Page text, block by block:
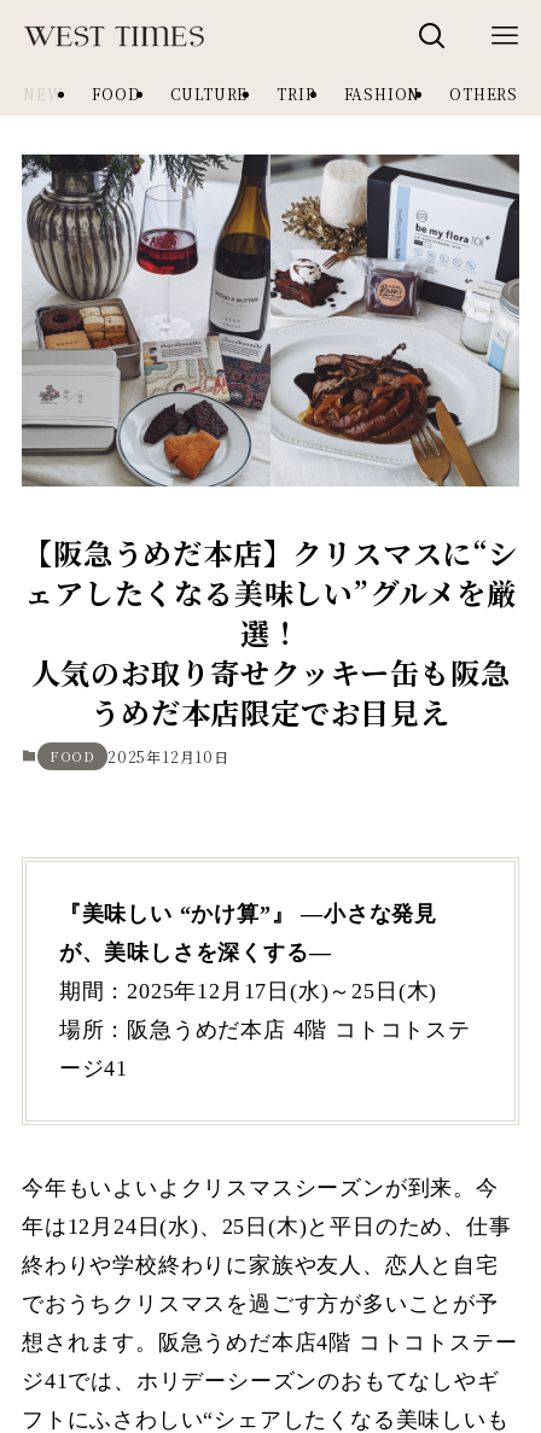
NEW FOOD CULTURE TRIP FASHION OTHERS
【阪急うめだ本店】クリスマスに“シ
ェアしたくなる美味しい”グルメを厳
選！
人気のお取り寄せクッキー缶も阪急
うめだ本店限定でお目見え
FOOD 2025年12月10日
『美味しい “かけ算”』 —小さな発見
が、美味しさを深くする—
期間：2025年12月17日(水)～25日(木)
場所：阪急うめだ本店 4階 コトコトステ
ージ41
今年もいよいよクリスマスシーズンが到来。今
年は12月24日(水)、25日(木)と平日のため、仕事
終わりや学校終わりに家族や友人、恋人と自宅
でおうちクリスマスを過ごす方が多いことが予
想されます。阪急うめだ本店4階 コトコトステー
ジ41では、ホリデーシーズンのおもてなしやギ
フトにふさわしい“シェアしたくなる美味しいも